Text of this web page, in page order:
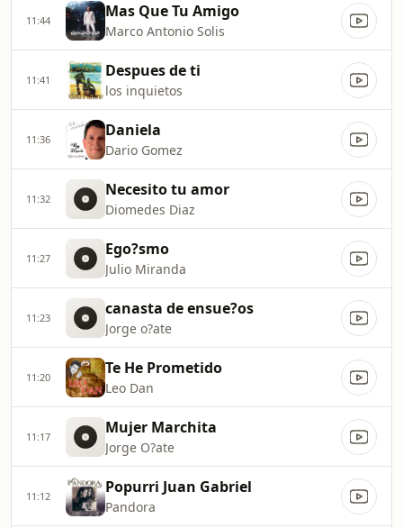
11:44 Mas Que Tu Amigo
Marco Antonio Solis
11:41 Despues de ti
los inquietos
11:36 Daniela
Dario Gomez
11:32 Necesito tu amor
Diomedes Diaz
11:27 Ego?smo
Julio Miranda
11:23 canasta de ensue?os
Jorge o?ate
11:20 Te He Prometido
Leo Dan
11:17 Mujer Marchita
Jorge O?ate
11:12 Popurri Juan Gabriel
Pandora